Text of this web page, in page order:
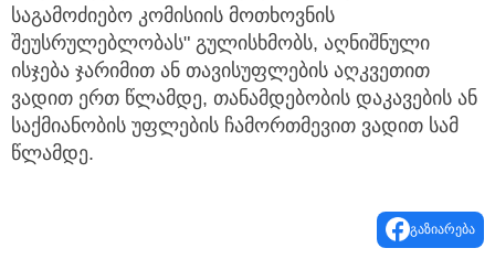
საგამოძიებო კომისიის მოთხოვნის
შეუსრულებლობას" გულისხმობს, აღნიშნული
ისჯება ჯარიმით ან თავისუფლების აღკვეთით
ვადით ერთ წლამდე, თანამდებობის დაკავების ან
საქმიანობის უფლების ჩამორთმევით ვადით სამ
წლამდე.
გაზიარება